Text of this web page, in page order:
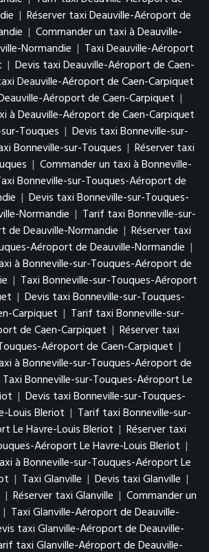
| Réserver taxi Deauville-Aéroport de
| Commander un taxi à Deauville-
Normandie | Taxi Deauville-Aéroport
| Devis taxi Deauville-Aéroport de Caen-
Deauville-Aéroport de Caen-Carpiquet
Aéroport de Caen-Carpiquet |
à Deauville-Aéroport de Caen-Carpiquet
Touques | Devis taxi Bonneville-sur-
Bonneville-sur-Touques | Réserver taxi
| Commander un taxi à Bonneville-
Bonneville-sur-Touques-Aéroport de
| Devis taxi Bonneville-sur-Touques-
Normandie | Tarif taxi Bonneville-sur-
de Deauville-Normandie | Réserver taxi
Aéroport de Deauville-Normandie |
à Bonneville-sur-Touques-Aéroport de
| Taxi Bonneville-sur-Touques-Aéroport
| Devis taxi Bonneville-sur-Touques-
Carpiquet | Tarif taxi Bonneville-sur-
de Caen-Carpiquet | Réserver taxi
Aéroport de Caen-Carpiquet |
à Bonneville-sur-Touques-Aéroport de
Taxi Bonneville-sur-Touques-Aéroport Le
| Devis taxi Bonneville-sur-Touques-
Louis Bleriot | Tarif taxi Bonneville-sur-
Le Havre-Louis Bleriot | Réserver taxi
Aéroport Le Havre-Louis Bleriot |
à Bonneville-sur-Touques-Aéroport Le
| Taxi Glanville | Devis taxi Glanville |
| Réserver taxi Glanville | Commander un
| Taxi Glanville-Aéroport de Deauville-
taxi Glanville-Aéroport de Deauville-
taxi Glanville-Aéroport de Deauville-